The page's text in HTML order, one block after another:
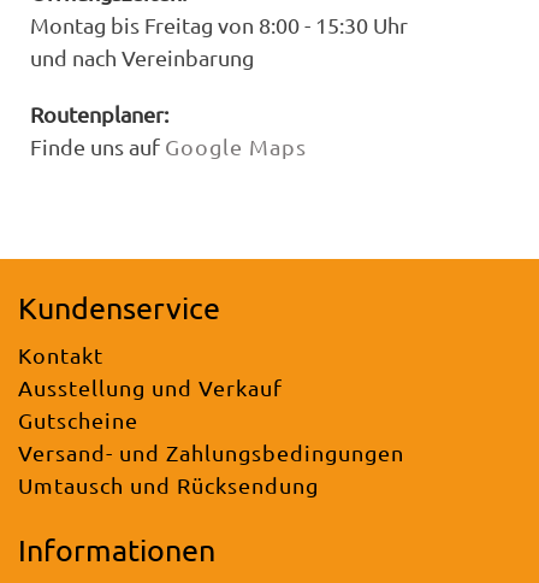
Montag bis Freitag von 8:00 - 15:30 Uhr
und nach Vereinbarung
Routenplaner:
Finde uns auf Google Maps
Kundenservice
Kontakt
Ausstellung und Verkauf
Gutscheine
Versand- und Zahlungsbedingungen
Umtausch und Rücksendung
Informationen